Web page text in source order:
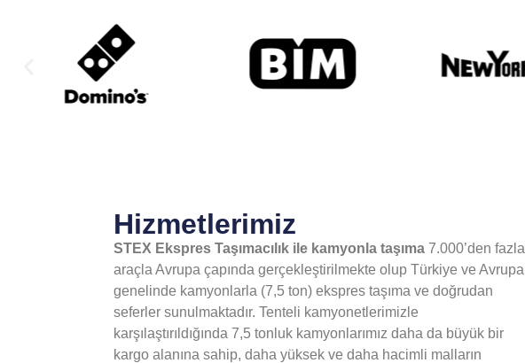
Hizmetlerimiz
STEX Ekspres Taşımacılık ile kamyonla taşıma7.000’den fazla
araçla Avrupa çapında gerçekleştirilmekte olup Türkiye ve Avrupa
genelinde kamyonlarla (7,5 ton) ekspres taşıma ve doğrudan
seferler sunulmaktadır. Tenteli kamyonetlerimizle
karşılaştırıldığında 7,5 tonluk kamyonlarımız daha da büyük bir
kargo alanına sahip, daha yüksek ve daha hacimli malların